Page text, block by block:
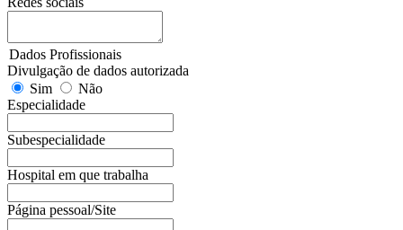
Dados Profissionais
Divulgação de dados autorizada
Sim
Não
Especialidade
Subespecialidade
Hospital em que trabalha
Página pessoal/Site